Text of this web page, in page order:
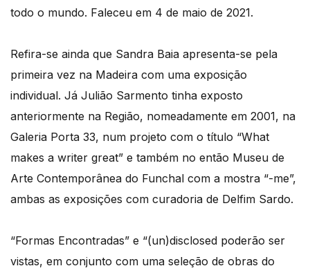
todo o mundo. Faleceu em 4 de maio de 2021.
Refira-se ainda que Sandra Baia apresenta-se pela
primeira vez na Madeira com uma exposição
individual. Já Julião Sarmento tinha exposto
anteriormente na Região, nomeadamente em 2001, na
Galeria Porta 33, num projeto com o título “What
makes a writer great” e também no então Museu de
Arte Contemporânea do Funchal com a mostra “-me”,
ambas as exposições com curadoria de Delfim Sardo.
“Formas Encontradas” e “(un)disclosed poderão ser
vistas, em conjunto com uma seleção de obras do